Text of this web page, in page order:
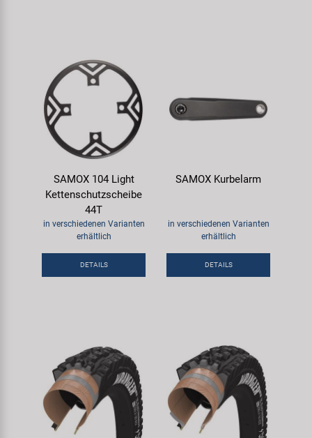
SAMOX 104 Light
Kettenschutzscheibe
44T
in verschiedenen Varianten
erhältlich
DETAILS
SAMOX Kurbelarm
in verschiedenen Varianten
erhältlich
DETAILS